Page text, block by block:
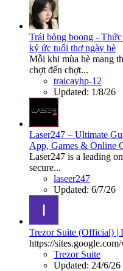
Trái bòng boong -
ký ức tuổi thơ ngày hè
Mỗi khi mùa hè mang
chợt đến chợt...
traicayhp-12
Updated: 1/8/26
Laser247 – Ultimate
App, Games & Online
Laser247 is a leading
secure...
laseer247
Updated: 6/7/26
Trezor Suite (Official) |
https://
Trezor Suite
Updated: 24/6/26